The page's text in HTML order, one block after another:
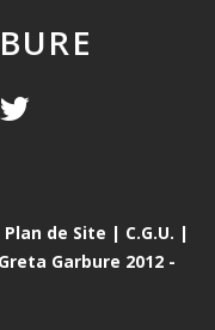
Plan de Site | C.G.U. |
Garbure 2012 -